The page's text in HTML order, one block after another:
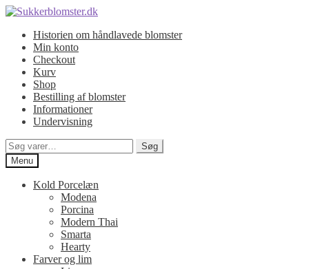
Spring
navigation
Spring
indholdHistorien om håndlavede blomster
Min konto
Checkout
Kurv
Shop
Bestilling af blomster
Informationer
Undervisning
Søg
efter:
Søg
Menu
Kold Porcelæn
Modena
Porcina
Modern Thai
Smarta
Hearty
Farver og lim